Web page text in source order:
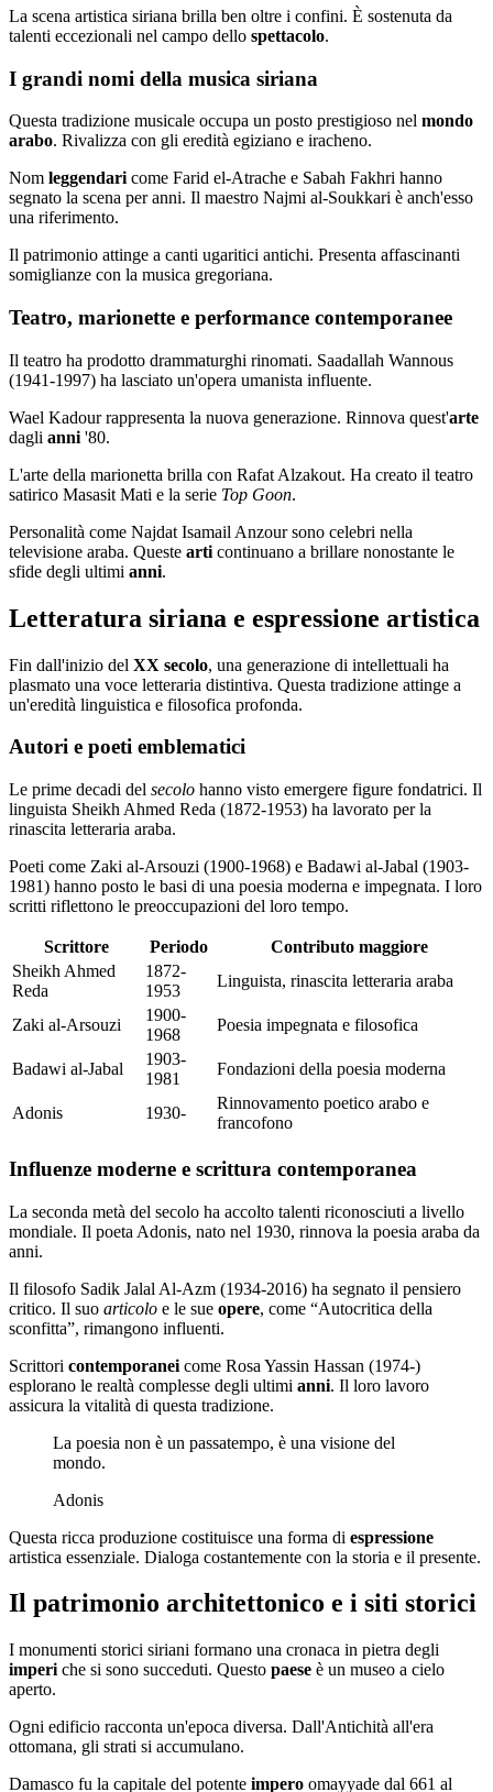
La scena artistica siriana brilla ben oltre i confini. È sostenuta da
talenti eccezionali nel campo dello spettacolo.
I grandi nomi della musica siriana
Questa tradizione musicale occupa un posto prestigioso nel mondo
arabo. Rivalizza con gli eredità egiziano e iracheno.
Nom leggendari come Farid el-Atrache e Sabah Fakhri hanno
segnato la scena per anni. Il maestro Najmi al-Soukkari è anch'esso
una riferimento.
Il patrimonio attinge a canti ugaritici antichi. Presenta affascinanti
somiglianze con la musica gregoriana.
Teatro, marionette e performance contemporanee
Il teatro ha prodotto drammaturghi rinomati. Saadallah Wannous
(1941-1997) ha lasciato un'opera umanista influente.
Wael Kadour rappresenta la nuova generazione. Rinnova quest'arte
dagli anni '80.
L'arte della marionetta brilla con Rafat Alzakout. Ha creato il teatro
satirico Masasit Mati e la serie Top Goon.
Personalità come Najdat Isamail Anzour sono celebri nella
televisione araba. Queste arti continuano a brillare nonostante le
sfide degli ultimi anni.
Letteratura siriana e espressione artistica
Fin dall'inizio del XX secolo, una generazione di intellettuali ha
plasmato una voce letteraria distintiva. Questa tradizione attinge a
un'eredità linguistica e filosofica profonda.
Autori e poeti emblematici
Le prime decadi del secolo hanno visto emergere figure fondatrici. Il
linguista Sheikh Ahmed Reda (1872-1953) ha lavorato per la
rinascita letteraria araba.
Poeti come Zaki al-Arsouzi (1900-1968) e Badawi al-Jabal (1903-
1981) hanno posto le basi di una poesia moderna e impegnata. I loro
scritti riflettono le preoccupazioni del loro tempo.
Scrittore Periodo
Contributo maggiore
Sheikh Ahmed
Reda
1872-
1953
Linguista, rinascita letteraria araba
Zaki al-Arsouzi
1900-
1968
Poesia impegnata e filosofica
Badawi al-Jabal
1903-
1981
Fondazioni della poesia moderna
Adonis 1930-
Rinnovamento poetico arabo e
francofono
Influenze moderne e scrittura contemporanea
La seconda metà del secolo ha accolto talenti riconosciuti a livello
mondiale. Il poeta Adonis, nato nel 1930, rinnova la poesia araba da
anni.
Il filosofo Sadik Jalal Al-Azm (1934-2016) ha segnato il pensiero
critico. Il suo articolo e le sue opere, come “Autocritica della
sconfitta”, rimangono influenti.
Scrittori contemporanei come Rosa Yassin Hassan (1974-)
esplorano le realtà complesse degli ultimi anni. Il loro lavoro
assicura la vitalità di questa tradizione.
La poesia non è un passatempo, è una visione del
mondo.
Adonis
Questa ricca produzione costituisce una forma di espressione
artistica essenziale. Dialoga costantemente con la storia e il presente.
Il patrimonio architettonico e i siti storici
I monumenti storici siriani formano una cronaca in pietra degli
imperi che si sono succeduti. Questo paese è un museo a cielo
aperto.
Ogni edificio racconta un'epoca diversa. Dall'Antichità all'era
ottomana, gli strati si accumulano.
Damasco fu la capitale del potente impero omayyade dal 661 al